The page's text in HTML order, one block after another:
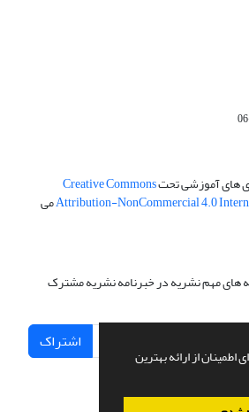
از ارائه بهترین
های آموزشی تحتCreative Commons
Attribution-NonCommercial 4.0می
های مهم نشریه در خبرنامه نشریه مشترک
اشتراک